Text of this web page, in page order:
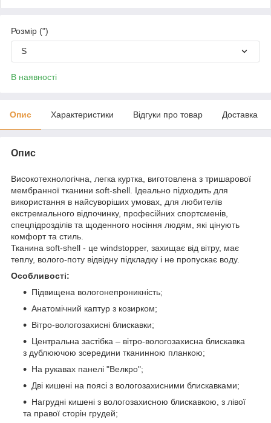
Розмір (")
S
В наявності
Опис Характеристики Відгуки про товар Доставка
Опис
Високотехнологічна, легка куртка, виготовлена з тришарової
мембранної тканини soft-shell. Ідеально підходить для
використання в найсуворіших умовах, для любителів
екстремального відпочинку, професійних спортсменів,
спецпідрозділів та щоденного носіння людям, які цінують
комфорт та стиль.
Тканина soft-shell - це windstopper, захищає від вітру, має
теплу, волого-поту відвідну підкладку і не пропускає воду.
Особливості:
Підвищена вологонепроникність;
Анатомічний каптур з козирком;
Вітро-вологозахисні блискавки;
Центральна застібка – вітро-вологозахисна блискавка
з дублюючою зсередини тканинною планкою;
На рукавах панелі "Велкро";
Дві кишені на поясі з вологозахисними блискавками;
Нагрудні кишені з вологозахисною блискавкою, з лівої
та правої сторін грудей;